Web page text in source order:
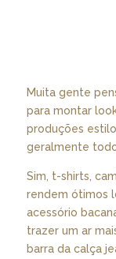
Muita gente
para montar
produções
geralmente
Sim, t-shirts,
rendem ótimos
acessório
trazer um ar
barra da calça